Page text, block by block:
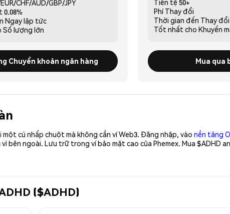
CHF/AUD/GBP/JPY
0.08%
Ngay lập tức
Số lượng lớn
Chuyển khoản ngân hàng
Tiền tệ 50+
Phí Thay đổi
Thời gian đến Thay đổi
Tốt nhất cho Khuyến
Mua qua
cú nhấp chuột mà không cần ví Web3. Đăng nhập, vào nền tảng
bên ngoài. Lưu trữ trong ví bảo mật cao của Phemex. Mua $ADHD
($ADHD)